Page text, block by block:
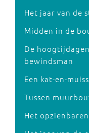
Het jaar van de
Midden in de
De
bewindsman
Een kat-en-
Tussen
Het